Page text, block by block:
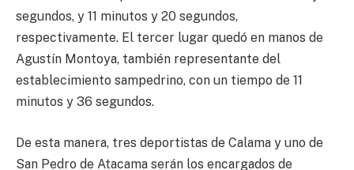
segundos, y 11 minutos y 20 segundos,
respectivamente. El tercer lugar quedó en manos de
Agustín Montoya, también representante del
establecimiento sampedrino, con un tiempo de 11
minutos y 36 segundos.
De esta manera, tres deportistas de Calama y uno de
San Pedro de Atacama serán los encargados de